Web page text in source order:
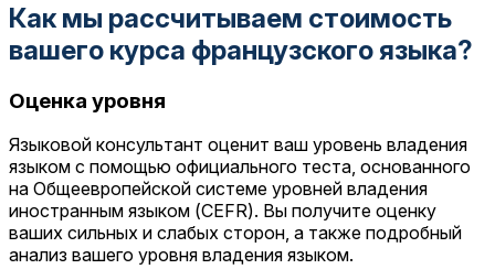
Как мы рассчитываем стоимость
вашего курса французского языка?
Оценка уровня
Языковой консультант оценит ваш уровень владения
языком с помощью официального теста, основанного
на Общеевропейской системе уровней владения
иностранным языком (CEFR). Вы получите оценку
ваших сильных и слабых сторон, а также подробный
анализ вашего уровня владения языком.